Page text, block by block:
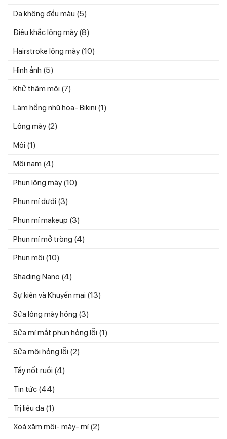
Da không đều màu (5)
Điêu khắc lông mày (8)
Hairstroke lông mày (10)
Hình ảnh (5)
Khử thâm môi (7)
Làm hồng nhũ hoa- Bikini (1)
Lông mày (2)
Môi (1)
Môi nam (4)
Phun lông mày (10)
Phun mí dưới (3)
Phun mí makeup (3)
Phun mí mở tròng (4)
Phun môi (10)
Shading Nano (4)
Sự kiện và Khuyến mại (13)
Sửa lông mày hỏng (3)
Sửa mí mắt phun hỏng lỗi (1)
Sửa môi hỏng lỗi (2)
Tẩy nốt ruồi (4)
Tin tức (44)
Trị liệu da (1)
Xoá xăm môi- mày- mí(2)